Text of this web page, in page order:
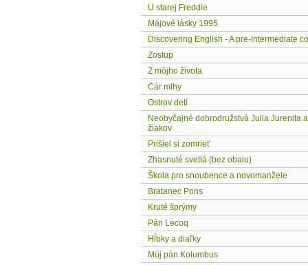
U starej Freddie
Májové lásky 1995
Discovering English - A pre-intermediate
Zostup
Z môjho života
Cár mlhy
Ostrov detí
Neobyčajné dobrodružstvá Julia Jurenita
žiakov
Prišiel si zomrieť
Zhasnuté svetlá (bez obalu)
Škola pro snoubence a novomanžele
Bratanec Pons
Kruté šprýmy
Pán Lecoq
Hĺbky a diaľky
Múj pán Kolumbus